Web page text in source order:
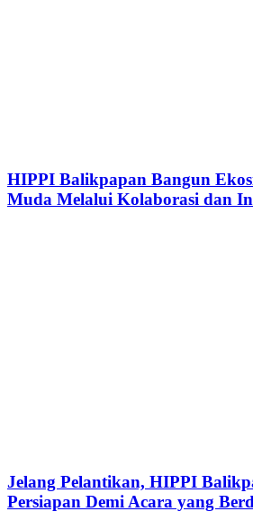
HIPPI Balikpapan Bangun
Muda Melalui Kolaborasi dan
Jelang Pelantikan, HIPPI
Persiapan Demi Acara yang